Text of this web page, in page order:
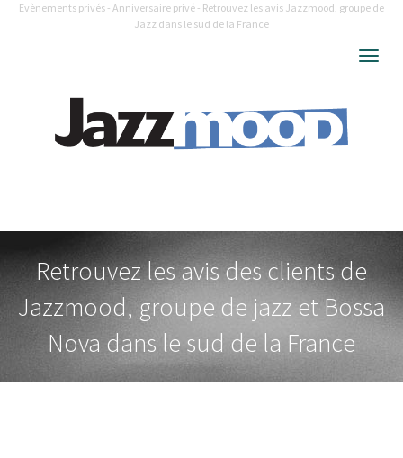
Evènements privés - Anniversaire privé - Retrouvez les avis Jazzmood, groupe de
Jazz dans le sud de la France
Retrouvez les avis des clients de
Jazzmood, groupe de jazz et Bossa
Nova dans le sud de la France